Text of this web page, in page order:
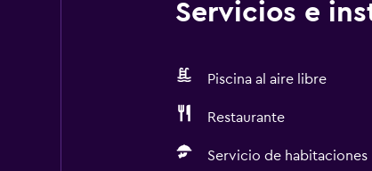
Servicios e
Piscina al aire libre
Restaurante
Servicio de habitaciones